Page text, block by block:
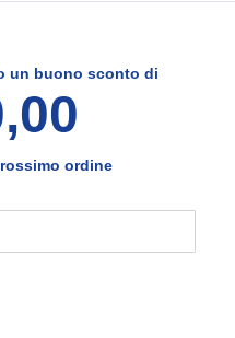
un buono sconto di
ordine